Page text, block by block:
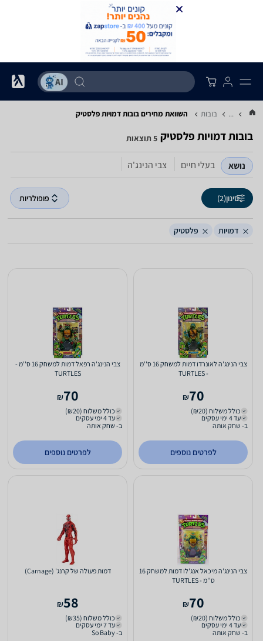
... בובות השוואת מחירים בובות ‏דמויות ‏פלסטיק
בובות ‏דמויות ‏פלסטיק 5 תוצאות
נושא בעלי חיים צבי הנינג'ה
סינון(2) פופולריות
דמויות פלסטיק
צבי הנינג'ה לאונרדו דמות למשחק 16 ס''מ
- TURTLES
70
₪
כולל משלוח (₪20)
עד 4 ימי עסקים
ב- שחק אותה
לפרטים נוספים
צבי הנינג'ה רפאל דמות למשחק 16 ס''מ -
TURTLES
70
₪
כולל משלוח (₪20)
עד 4 ימי עסקים
ב- שחק אותה
לפרטים נוספים
צבי הנינג'ה מיכאל אנג'לו דמות למשחק 16
ס''מ - TURTLES
70
₪
כולל משלוח (₪20)
עד 4 ימי עסקים
ב- שחק אותה
דמות פעולה של קרנג' (Carnage)
58
₪
כולל משלוח (₪35)
עד 7 ימי עסקים
ב- So Baby